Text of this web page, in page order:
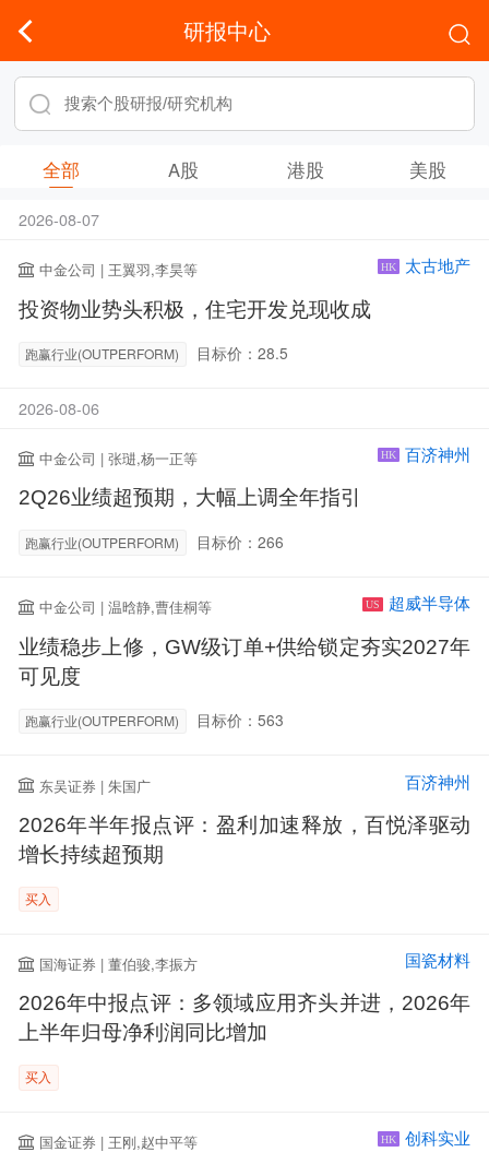
研报中心
全部 A股 港股 美股
2026-08-07
中金公司 | 王翼羽,李昊等 HK 太古地产
投资物业势头积极，住宅开发兑现收成
跑赢行业(OUTPERFORM) 目标价：28.5
2026-08-06
中金公司 | 张琎,杨一正等 HK 百济神州
2Q26业绩超预期，大幅上调全年指引
跑赢行业(OUTPERFORM) 目标价：266
中金公司 | 温晗静,曹佳桐等 US 超威半导体
业绩稳步上修，GW级订单+供给锁定夯实2027年
可见度
跑赢行业(OUTPERFORM) 目标价：563
东吴证券 | 朱国广 百济神州
2026年半年报点评：盈利加速释放，百悦泽驱动
增长持续超预期
买入
国海证券 | 董伯骏,李振方 国瓷材料
2026年中报点评：多领域应用齐头并进，2026年
上半年归母净利润同比增加
买入
国金证券 | 王刚,赵中平等 HK 创科实业